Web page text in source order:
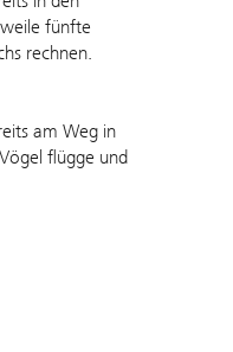
fünfte
rechnen.
am Weg in
flügge und